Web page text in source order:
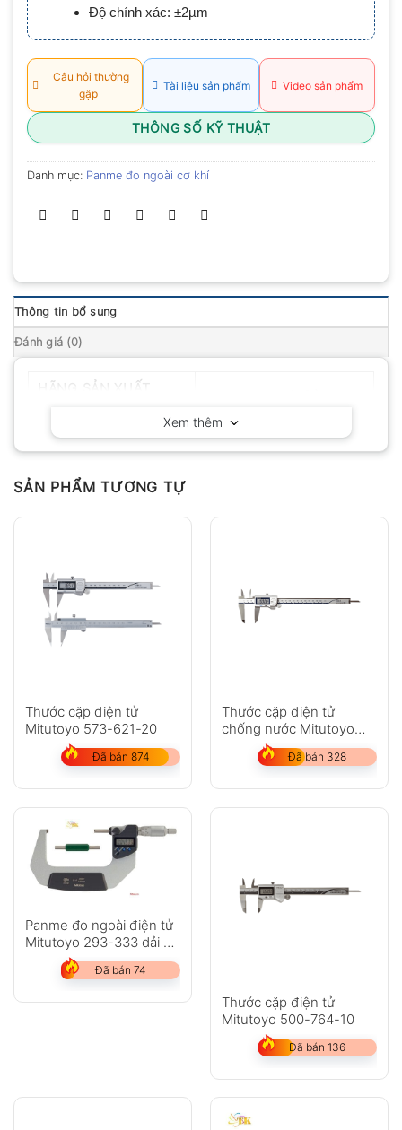
Độ chính xác: ±2µm
Câu hỏi thường
gặp
Tài liệu sản phẩm Video sản phẩm
THÔNG SỐ KỸ THUẬT
Danh mục: Panme đo ngoài cơ khí
Thông tin bổ sung
Đánh giá (0)
Xem thêm
SẢN PHẨM TƯƠNG TỰ
Thước cặp điện tử
Mitutoyo 573-621-20
Đã bán 874
Thước cặp điện tử
chống nước Mitutoyo
500-753-20
Đã bán 328
Panme đo ngoài điện tử
Mitutoyo 293-333 dải đo
75-100mm
Đã bán 74
Thước cặp điện tử
Mitutoyo 500-764-10
Đã bán 136